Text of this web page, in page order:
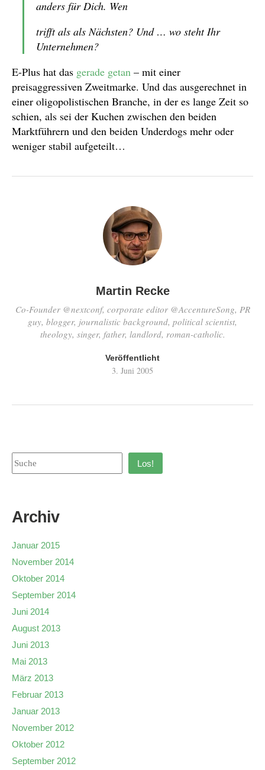
anders für Dich. Wen
trifft als als Nächsten? Und … wo steht Ihr
Unternehmen?
E-Plus hat das gerade getan – mit einer
preisaggressiven Zweitmarke. Und das ausgerechnet in
einer oligopolistischen Branche, in der es lange Zeit so
schien, als sei der Kuchen zwischen den beiden
Marktführern und den beiden Underdogs mehr oder
weniger stabil aufgeteilt…
Martin Recke
Co-Founder @nextconf, corporate editor @AccentureSong, PR
guy, blogger, journalistic background, political scientist,
theology, singer, father, landlord, roman-catholic.
Veröffentlicht
3. Juni 2005
Los!
Archiv
Januar 2015
November 2014
Oktober 2014
September 2014
Juni 2014
August 2013
Juni 2013
Mai 2013
März 2013
Februar 2013
Januar 2013
November 2012
Oktober 2012
September 2012